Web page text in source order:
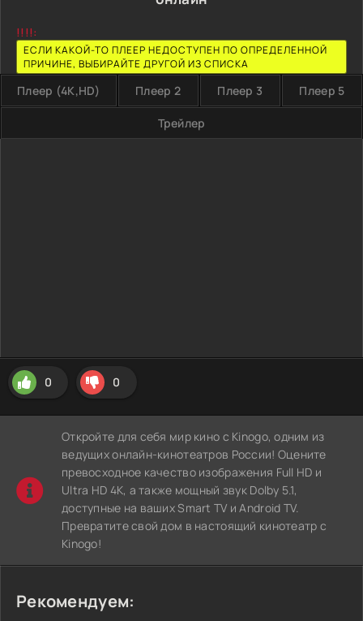
!!!!:
ЕСЛИ КАКОЙ-ТО ПЛЕЕР НЕДОСТУПЕН ПО ОПРЕДЕЛЕННОЙ
ПРИЧИНЕ, ВЫБИРАЙТЕ ДРУГОЙ ИЗ СПИСКА
Плеер (4K,HD) Плеер 2 Плеер 3 Плеер 5
Трейлер
0 0
Откройте для себя мир кино с Kinogo, одним из
ведущих онлайн-кинотеатров России! Оцените
превосходное качество изображения Full HD и
Ultra HD 4K, а также мощный звук Dolby 5.1,
доступные на ваших Smart TV и Android TV.
Превратите свой дом в настоящий кинотеатр с
Kinogo!
Рекомендуем: